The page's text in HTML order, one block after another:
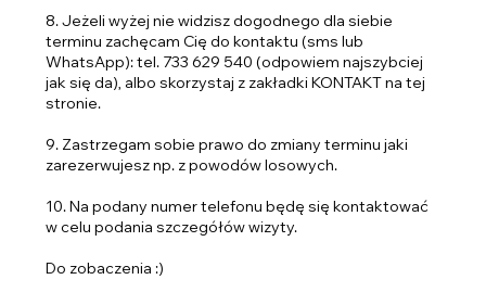
8. Jeżeli wyżej nie widzisz dogodnego dla siebie
terminu zachęcam Cię do kontaktu (sms lub
WhatsApp): tel. 733 629 540 (odpowiem najszybciej
jak się da), albo skorzystaj z zakładki KONTAKT na tej
stronie.
9. Zastrzegam sobie prawo do zmiany terminu jaki
zarezerwujesz np. z powodów losowych.
10. Na podany numer telefonu będę się kontaktować
w celu podania szczegółów wizyty.
Do zobaczenia :)